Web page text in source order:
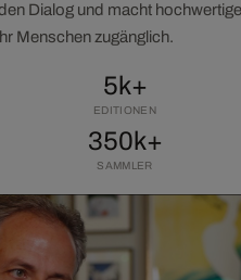
Dialog und macht hochwertige
Menschen zugänglich.
5k+
EDITIONEN
350k+
SAMMLER